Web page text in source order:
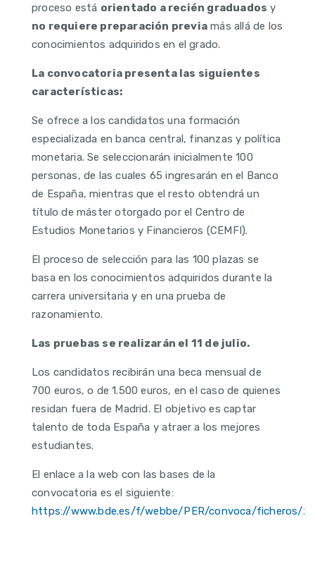
proceso está orientado a recién graduados y
no requiere preparación previa más allá de los
conocimientos adquiridos en el grado.
La convocatoria presenta las siguientes
características:
Se ofrece a los candidatos una formación
especializada en banca central, finanzas y política
monetaria. Se seleccionarán inicialmente 100
personas, de las cuales 65 ingresarán en el Banco
de España, mientras que el resto obtendrá un
título de máster otorgado por el Centro de
Estudios Monetarios y Financieros (CEMFI).
El proceso de selección para las 100 plazas se
basa en los conocimientos adquiridos durante la
carrera universitaria y en una prueba de
razonamiento.
Las pruebas se realizarán el 11 de julio.
Los candidatos recibirán una beca mensual de
700 euros, o de 1.500 euros, en el caso de quienes
residan fuera de Madrid. El objetivo es captar
talento de toda España y atraer a los mejores
estudiantes.
El enlace a la web con las bases de la
convocatoria es el siguiente:
https://www.bde.es/f/webbe/PER/convoca/ficheros/